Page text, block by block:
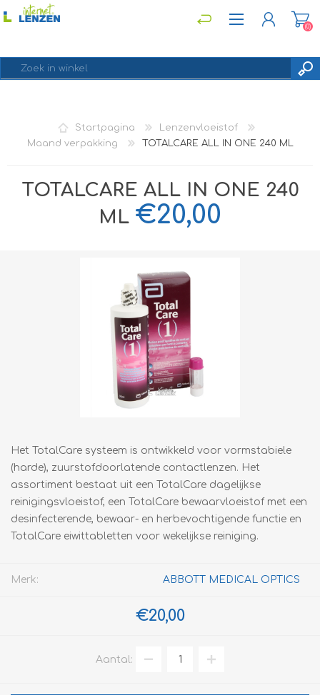
INLOGGEN
(0)
Startpagina
Lenzenvloeistof
Maand verpakking
TOTALCARE ALL IN ONE 240 ML
TOTALCARE ALL IN ONE 240
ML €20,00
Het TotalCare systeem is ontwikkeld voor vormstabiele
(harde), zuurstofdoorlatende contactlenzen. Het
assortiment bestaat uit een TotalCare dagelijkse
reinigingsvloeistof, een TotalCare bewaarvloeistof met een
desinfecterende, bewaar- en herbevochtigende functie en
TotalCare eiwittabletten voor wekelijkse reiniging.
Merk: ABBOTT MEDICAL OPTICS
€20,00
Aantal: